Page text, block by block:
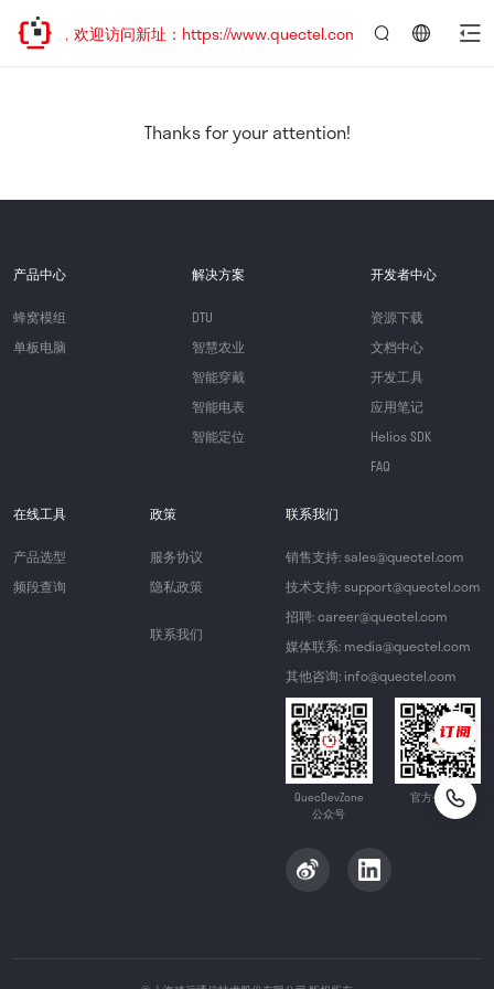
已迁移，欢迎访问新址：https://www.quectel.com.cn
Thanks for your attention!
产品中心
蜂窝模组
单板电脑
解决方案
DTU
智慧农业
智能穿戴
智能电表
智能定位
开发者中心
资源下载
文档中心
开发工具
应用笔记
Helios SDK
FAQ
在线工具
产品选型
频段查询
政策
服务协议
隐私政策
联系我们
联系我们
销售支持: sales@quectel.com
技术支持: support@quectel.com
招聘: career@quectel.com
媒体联系: media@quectel.com
其他咨询: info@quectel.com
QuecDevZone
公众号
官方公众号